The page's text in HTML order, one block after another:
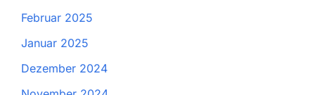
Februar 2025
Januar 2025
Dezember 2024